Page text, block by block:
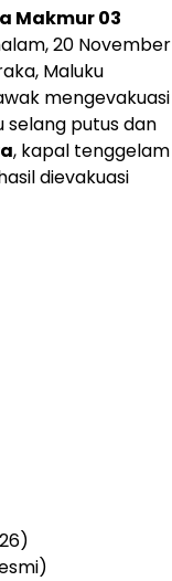
Makmur 03
20 November
Maluku
mengevakuasi
selang putus dan
, kapal tenggelam
dievakuasi